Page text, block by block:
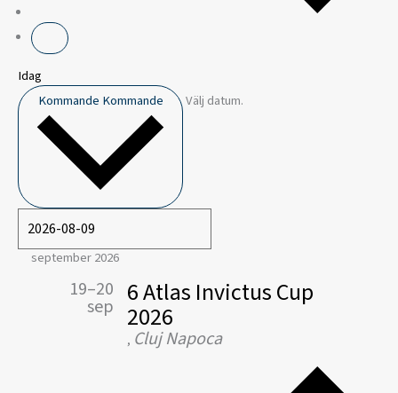
Idag
Kommande Kommande Välj datum.
september 2026
19–20
sep 6 Atlas Invictus Cup
2026
, Cluj Napoca